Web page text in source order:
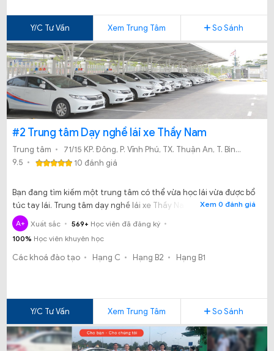
Y/C Tư Vấn Xem Trung Tâm So Sánh
#2 Trung tâm Dạy nghề lái xe Thầy Nam
Trung tâm
71/15 KP. Đông, P. Vĩnh Phú, TX. Thuận An, T. Bình Dương
9.5
10 đánh giá
Bạn đang tìm kiếm một trung tâm có thể vừa học lái vừa được bổ
túc tay lái. Trung tâm dạy nghề lái xe Thầy Nam chính là một
trung tâm mà bạn đang tìm kiếm.
Xem 0 đánh giá
A+ Xuất sắc 569+ Học viên đã đăng ký
100% Học viên khuyên học
Các khoá đào tạo Hạng C Hạng B2 Hạng B1
Y/C Tư Vấn Xem Trung Tâm So Sánh